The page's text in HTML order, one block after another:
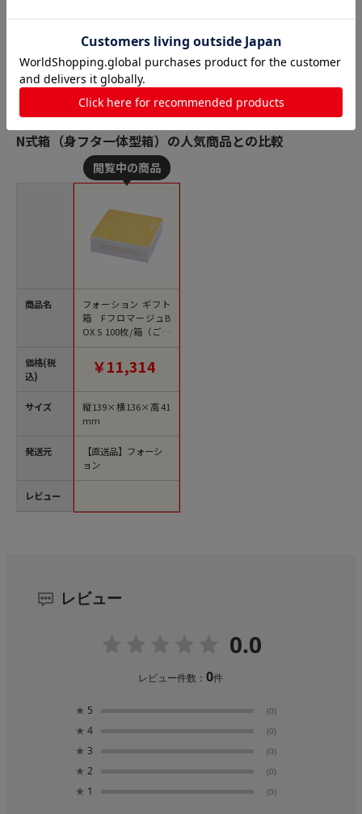
N式箱（身フタ一体型箱）の人気商品との比較
商品名
価格(税
込)
サイズ
発送元
レビュー
フォーション ギフト
箱 FフロマージュB
OX S 100枚/箱（ご注
文単位1箱）【直送
￥11,314
縦139×横136×高41
mm
【直送品】フォーシ
ョン
レビュー
0.0
レビュー件数：0件
★ 5 (0)
★ 4 (0)
★ 3 (0)
★ 2 (0)
★ 1 (0)